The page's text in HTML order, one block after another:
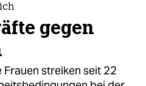
gegen
Frauen streiken seit 22